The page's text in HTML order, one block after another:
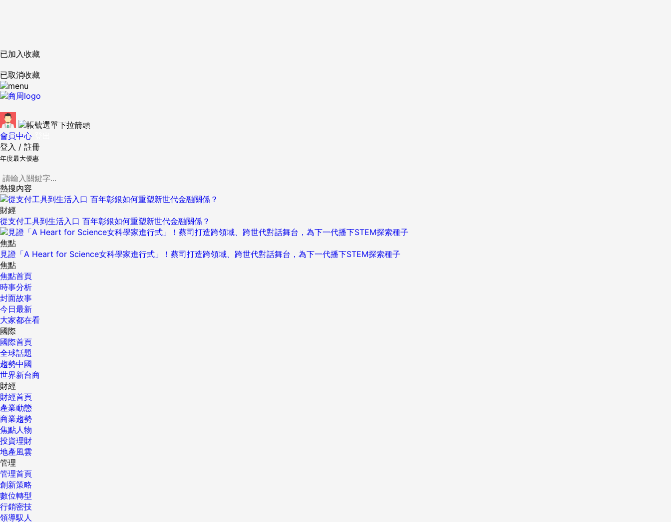
已加入收藏
已取消收藏
會員中心
登入 / 註冊
年度最大優惠
熱搜內容
財經
從支付工具到生活入口 百年彰銀如何重塑新世代金融關係？
焦點
見證「A Heart for Science女科學家進行式」！蔡司打造跨領域、跨世代對話舞台，為下一代播下STEM探索種子
焦點
焦點首頁
時事分析
封面故事
今日最新
大家都在看
國際
國際首頁
全球話題
趨勢中國
世界新台商
財經
財經首頁
產業動態
商業趨勢
焦點人物
投資理財
地產風雲
管理
管理首頁
創新策略
數位轉型
行銷密技
領導馭人